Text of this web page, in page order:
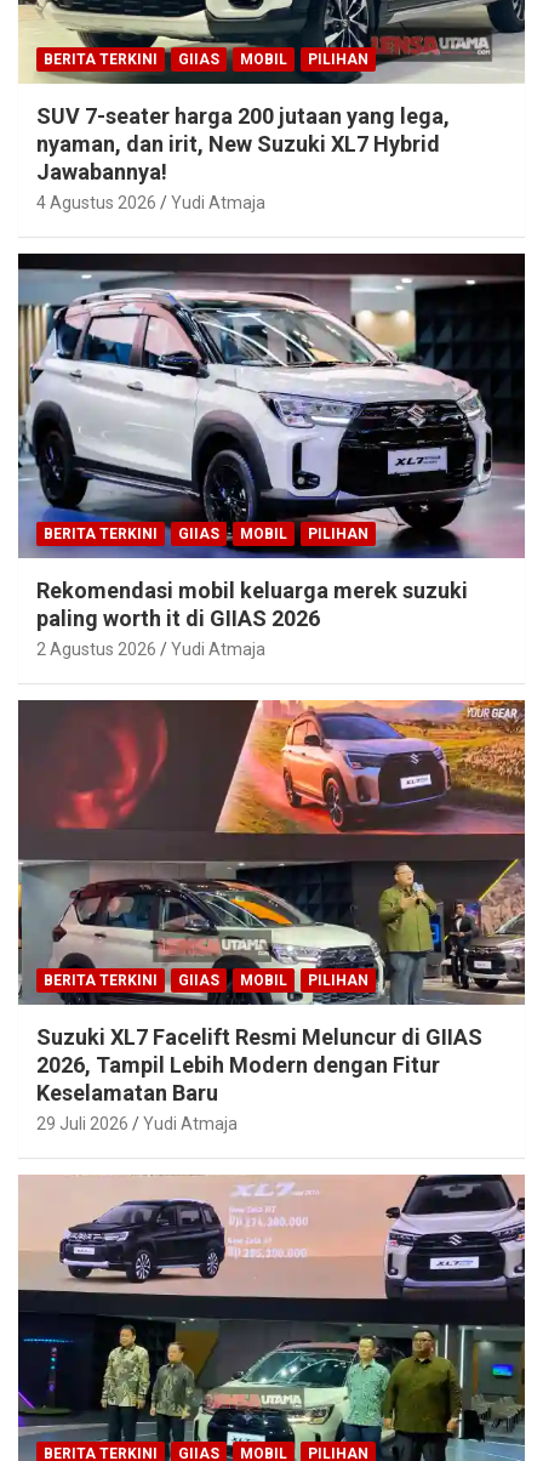
BERITA TERKINI GIIAS MOBIL PILIHAN
SUV 7-seater harga 200 jutaan yang lega,
nyaman, dan irit, New Suzuki XL7 Hybrid
Jawabannya!
4 Agustus 2026 Yudi Atmaja
BERITA TERKINI GIIAS MOBIL PILIHAN
Rekomendasi mobil keluarga merek suzuki
paling worth it di GIIAS 2026
2 Agustus 2026 Yudi Atmaja
BERITA TERKINI GIIAS MOBIL PILIHAN
Suzuki XL7 Facelift Resmi Meluncur di GIIAS
2026, Tampil Lebih Modern dengan Fitur
Keselamatan Baru
29 Juli 2026 Yudi Atmaja
BERITA TERKINI GIIAS MOBIL PILIHAN